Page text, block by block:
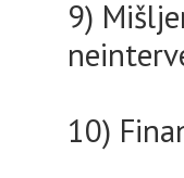
9)
10)